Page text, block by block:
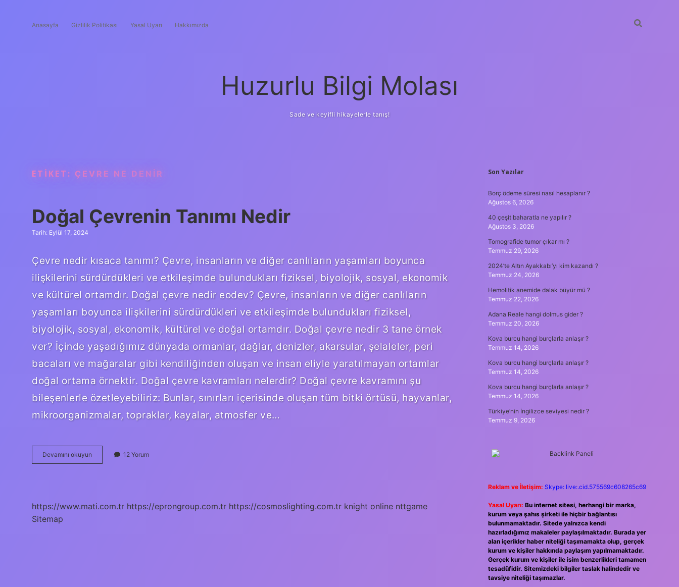
Anasayfa Gizlilik Politikası Yasal Uyarı Hakkımızda
Huzurlu Bilgi Molası
Sade ve keyifli hikayelerle tanış!
ETIKET: ÇEVRE NE DENIR
Doğal Çevrenin Tanımı Nedir
Tarih: Eylül 17, 2024
Çevre nedir kısaca tanımı? Çevre, insanların ve diğer canlıların yaşamları boyunca
ilişkilerini sürdürdükleri ve etkileşimde bulundukları fiziksel, biyolojik, sosyal, ekonomik
ve kültürel ortamdır. Doğal çevre nedir eodev? Çevre, insanların ve diğer canlıların
yaşamları boyunca ilişkilerini sürdürdükleri ve etkileşimde bulundukları fiziksel,
biyolojik, sosyal, ekonomik, kültürel ve doğal ortamdır. Doğal çevre nedir 3 tane örnek
ver? İçinde yaşadığımız dünyada ormanlar, dağlar, denizler, akarsular, şelaleler, peri
bacaları ve mağaralar gibi kendiliğinden oluşan ve insan eliyle yaratılmayan ortamlar
doğal ortama örnektir. Doğal çevre kavramları nelerdir? Doğal çevre kavramını şu
bileşenlerle özetleyebiliriz: Bunlar, sınırları içerisinde oluşan tüm bitki örtüsü, hayvanlar,
mikroorganizmalar, topraklar, kayalar, atmosfer ve…
Devamını okuyun
Çevrenin
12 Yorum
https://www.mati.com.tr https://eprongroup.com.tr https://cosmoslighting.com.tr knight online nttgame
Sitemap
SIDEBAR
Son Yazılar
Borç ödeme süresi nasıl hesaplanır ?
Ağustos 6, 2026
40 çeşit baharatla ne yapılır ?
Ağustos 3, 2026
Tomografide tumor çıkar mı ?
Temmuz 29, 2026
2024’te Altın Ayakkabı’yı kim kazandı ?
Temmuz 24, 2026
Hemolitik anemide dalak büyür mü ?
Temmuz 22, 2026
Adana Reale hangi dolmus gider ?
Temmuz 20, 2026
Kova burcu hangi burçlarla anlaşır ?
Temmuz 14, 2026
Kova burcu hangi burçlarla anlaşır ?
Temmuz 14, 2026
Kova burcu hangi burçlarla anlaşır ?
Temmuz 14, 2026
Türkiye’nin İngilizce seviyesi nedir ?
Temmuz 9, 2026
Reklam ve İletişim: Skype: live:.cid.575569c608265c69
Yasal Uyarı: Bu internet sitesi, herhangi bir marka,
kurum veya şahıs şirketi ile hiçbir bağlantısı
bulunmamaktadır. Sitede yalnızca kendi
hazırladığımız makaleler paylaşılmaktadır. Burada yer
alan içerikler haber niteliği taşımamakta olup, gerçek
kurum ve kişiler hakkında paylaşım yapılmamaktadır.
Gerçek kurum ve kişiler ile isim benzerlikleri tamamen
tesadüfidir. Sitemizdeki bilgiler taslak halindedir ve
tavsiye niteliği taşımazlar.